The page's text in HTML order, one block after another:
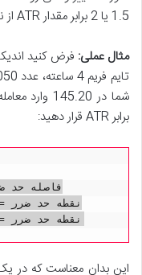
1.5 یا 2 برابر مقدار ATR از نقطه ورود قرار می دهند.
مثال عملی:
برابر ATR قرار دهید: